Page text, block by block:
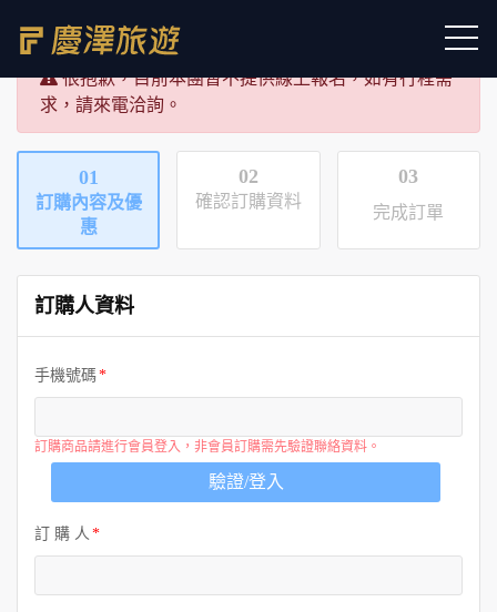
很抱歉，目前本團暫不提供線上報名，如有行程需
求，請來電洽詢。
01
訂購內容及優
惠
02
確認訂購資料
03
完成訂單
訂購人資料
手機號碼
訂購商品請進行會員登入，非會員訂購需先驗證聯絡資料。
驗證/登入
訂 購 人